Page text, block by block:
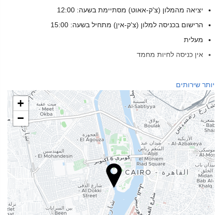
יציאה מהמלון (צ'ק-אאוט) מסתיימת בשעה: 12:00
הרישום בכניסה למלון (צ'ק-אין) מתחיל בשעה: 15:00
מעלית
אין כניסה לחיות מחמד
ספא
חמאם
סאונה
מכון כושר
מזון ומשקאות
מסעדת א־לה־קארט
בר
יותר שירותים
+
−